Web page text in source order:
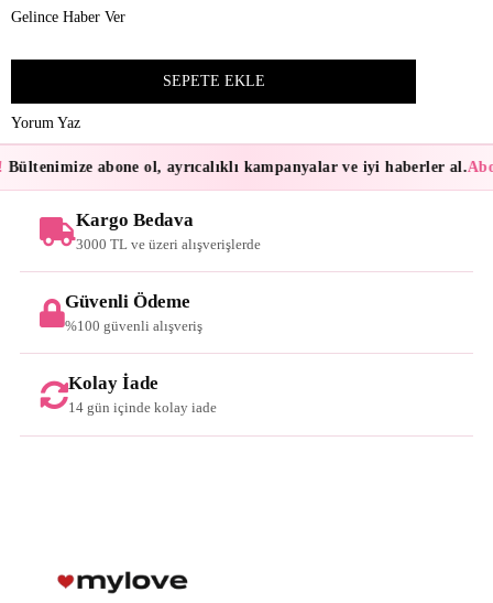
Gelince Haber Ver
Yorum Yaz
abone ol, ayrıcalıklı kampanyalar ve iyi haberler al.
Kargo Bedava
3000 TL ve üzeri alışverişlerde
Güvenli Ödeme
%100 güvenli alışveriş
Kolay İade
14 gün içinde kolay iade